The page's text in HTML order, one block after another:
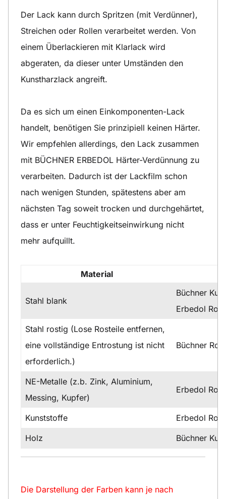
Der Lack kann durch Spritzen (mit Verdünner),
Streichen oder Rollen verarbeitet werden. Von
einem Überlackieren mit Klarlack wird
abgeraten, da dieser unter Umständen den
Kunstharzlack angreift.
Da es sich um einen Einkomponenten-Lack
handelt, benötigen Sie prinzipiell keinen Härter.
Wir empfehlen allerdings, den Lack zusammen
mit BÜCHNER ERBEDOL Härter-Verdünnung zu
verarbeiten. Dadurch ist der Lackfilm schon
nach wenigen Stunden, spätestens aber am
nächsten Tag soweit trocken und durchgehärtet,
dass er unter Feuchtigkeitseinwirkung nicht
mehr aufquillt.
Material
Stahl blank
Büchner
Erbedol
Stahl rostig (Lose Rosteile entfernen,
eine vollständige Entrostung ist nicht
erforderlich.)
Büchner
NE-Metalle (z.b. Zink, Aluminium,
Messing, Kupfer)
Erbedol
Kunststoffe
Erbedol
Holz
Büchner
Die Darstellung der Farben kann je nach